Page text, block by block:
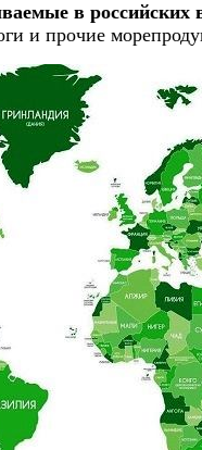
в российских
и прочие